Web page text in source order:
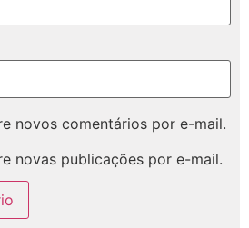
novos comentários por e-mail.
novas publicações por e-mail.